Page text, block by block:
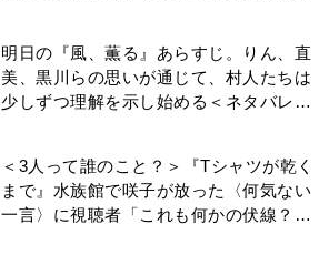
明日の『風、薫る』あらすじ。りん、直
美、黒川らの思いが通じて、村人たちは
少しずつ理解を示し始める＜ネタバレあ
＜3人って誰のこと？＞『Tシャツが乾く
まで』水族館で咲子が放った〈何気ない
一言〉に視聴者「これも何かの伏線？」